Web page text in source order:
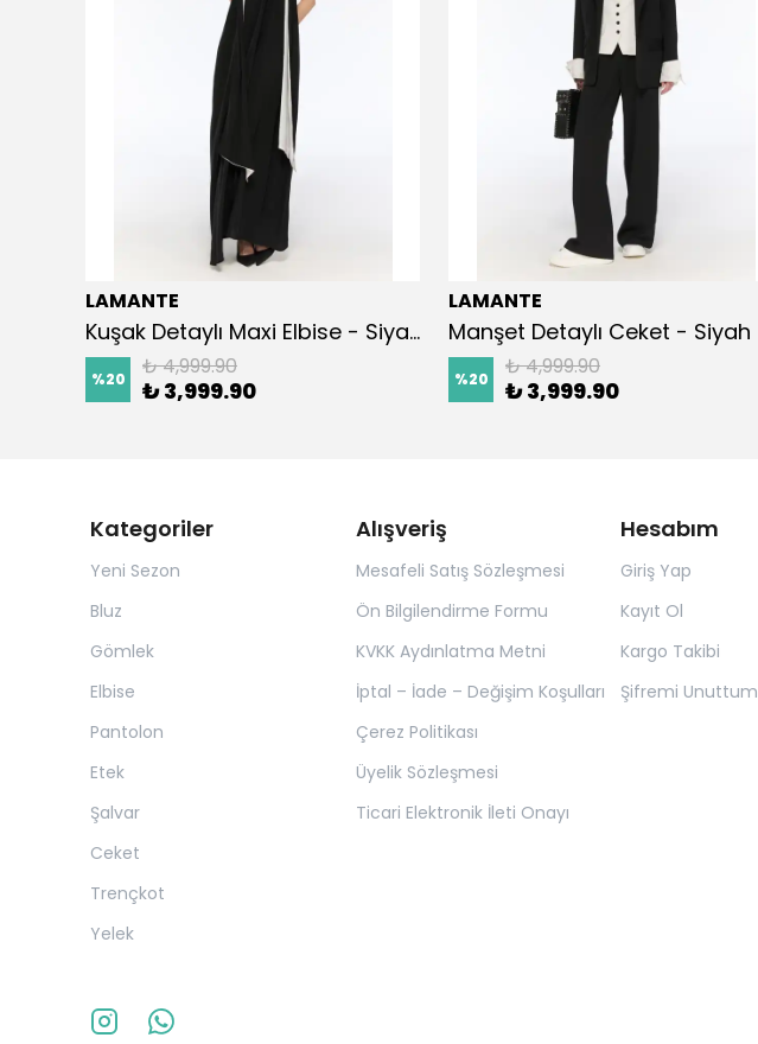
LAMANTE
Kuşak Detaylı Maxi Elbise - Siyah
%20 ₺ 4,999.90
₺ 3,999.90
LAMANTE
Manşet Detaylı Ceket - Siyah
%20 ₺ 4,999.90
₺ 3,999.90
Kategoriler
Yeni Sezon
Bluz
Gömlek
Elbise
Pantolon
Etek
Şalvar
Ceket
Trençkot
Yelek
Alışveriş
Mesafeli Satış Sözleşmesi
Ön Bilgilendirme Formu
KVKK Aydınlatma Metni
İptal – İade – Değişim Koşulları
Çerez Politikası
Üyelik Sözleşmesi
Ticari Elektronik İleti Onayı
Hesabım
Giriş Yap
Kayıt Ol
Kargo Takibi
Şifremi Unuttum